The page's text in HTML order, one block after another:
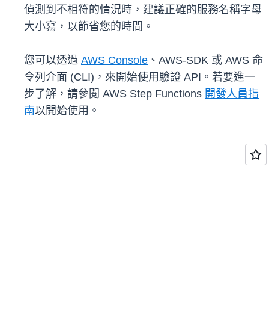
偵測到不相符的情況時，建議正確的服務名稱字母
大小寫，以節省您的時間。
您可以透過 AWS Console 、AWS-SDK 或 AWS 命
令列介面 (CLI)，來開始使用驗證 API。若要進一
步了解，請參閱 AWS Step Functions 開發人員指
南以開始使用。